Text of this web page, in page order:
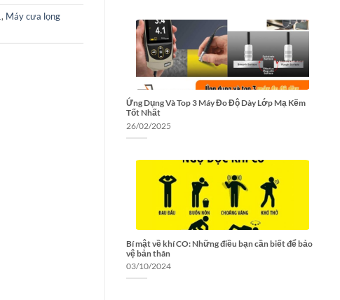
, Máy cưa lọng
Ứng Dụng Và Top 3 Máy Đo Độ Dày Lớp Mạ Kẽm
Tốt Nhất
26/02/2025
Bí mật về khí CO: Những điều bạn cần biết để bảo
vệ bản thân
03/10/2024